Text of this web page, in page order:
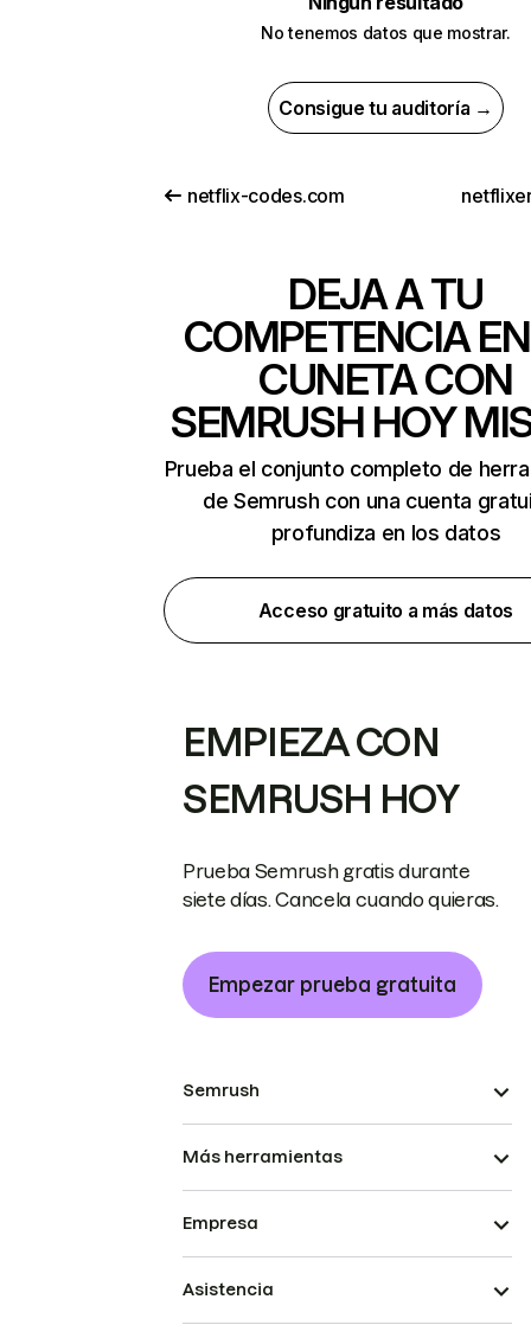
No tenemos datos que mostrar.
Consigue tu auditoría →
netflix-codes.com
DEJA A TU
COMPETENCIA
CUNETA CON
SEMRUSH HOY
Prueba el conjunto completo de
de Semrush con una cuenta
profundiza en los datos
Acceso gratuito a más datos
EMPIEZA CON
SEMRUSH HOY
Prueba Semrush gratis durante
siete días. Cancela cuando quieras.
Empezar prueba gratuita
Semrush
Más herramientas
Empresa
Asistencia